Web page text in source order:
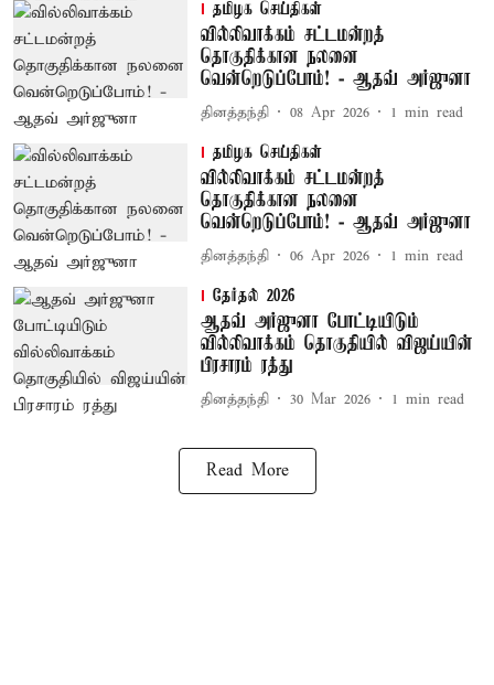
தமிழக செய்திகள்
வில்லிவாக்கம் சட்டமன்றத்
தொகுதிக்கான நலனை
வென்றெடுப்போம்! - ஆதவ் அர்ஜுனா
தினத்தந்தி 08 Apr 2026 1 min read
தமிழக செய்திகள்
வில்லிவாக்கம் சட்டமன்றத்
தொகுதிக்கான நலனை
வென்றெடுப்போம்! - ஆதவ் அர்ஜுனா
தினத்தந்தி 06 Apr 2026 1 min read
தேர்தல் 2026
ஆதவ் அர்ஜுனா போட்டியிடும்
வில்லிவாக்கம் தொகுதியில் விஜய்யின்
பிரசாரம் ரத்து
தினத்தந்தி 30 Mar 2026 1 min read
Read More